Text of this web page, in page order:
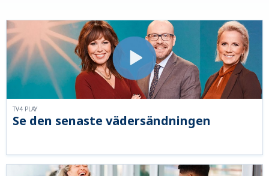
Se den senaste vädersändningen
TV4 PLAY